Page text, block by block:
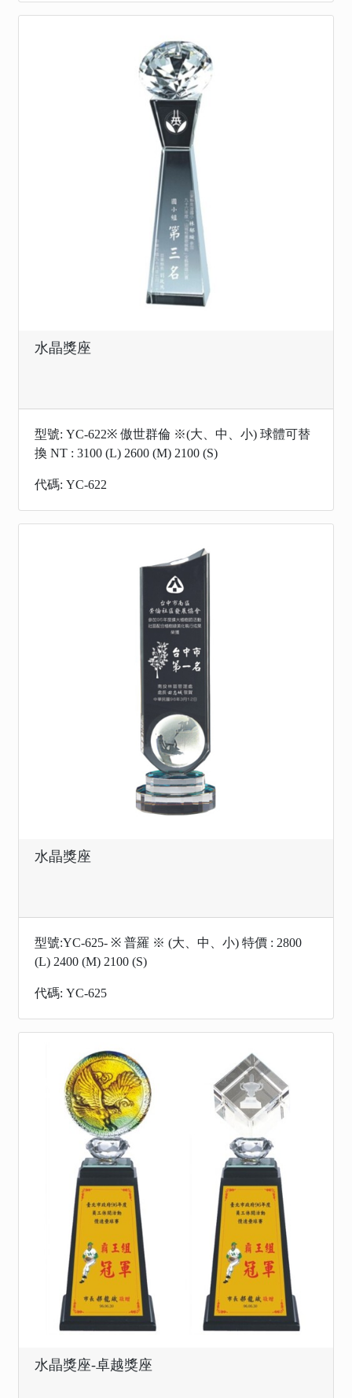
水晶獎座
型號: YC-622※ 傲世群倫 ※(大、中、小) 球體可替
換 NT : 3100 (L) 2600 (M) 2100 (S)
代碼: YC-622
水晶獎座
型號:YC-625- ※ 普羅 ※ (大、中、小) 特價 : 2800
(L) 2400 (M) 2100 (S)
代碼: YC-625
水晶獎座-卓越獎座